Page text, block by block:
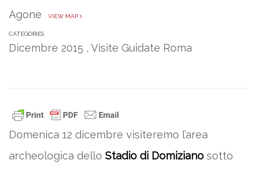
Agone
VIEW MAP
CATEGORIES
Dicembre 2015 , Visite Guidate Roma
Domenica 12 dicembre visiteremo l’area
archeologica dello Stadio di Domiziano sotto